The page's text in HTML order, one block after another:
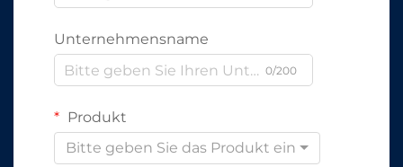
Unternehmensname
0/200
Produkt
Bitte geben Sie das Produkt ein